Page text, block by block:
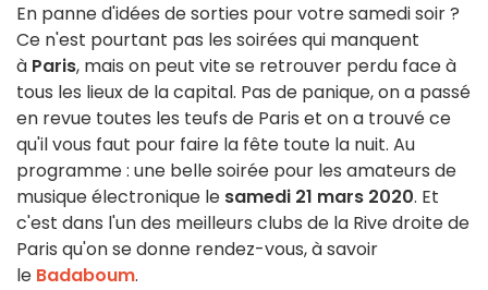
En panne d'idées de sorties pour votre samedi soir ?
Ce n'est pourtant pas les soirées qui manquent
à Paris, mais on peut vite se retrouver perdu face à
tous les lieux de la capital. Pas de panique, on a passé
en revue toutes les teufs de Paris et on a trouvé ce
qu'il vous faut pour faire la fête toute la nuit. Au
programme : une belle soirée pour les amateurs de
musique électronique le samedi 21 mars 2020. Et
c'est dans l'un des meilleurs clubs de la Rive droite de
Paris qu'on se donne rendez-vous, à savoir
le Badaboum.